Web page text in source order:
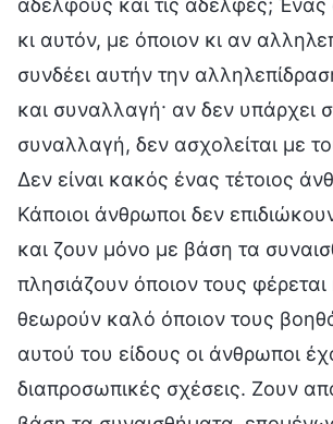
κι αυτόν, με όποιον κι αν
συνδέει αυτήν την
και συναλλαγή· αν δεν υπάρχει
συναλλαγή, δεν ασχολείται με
Δεν είναι κακός ένας τέτοιος
Κάποιοι άνθρωποι δεν
και ζουν μόνο με βάση τα
πλησιάζουν όποιον τους
θεωρούν καλό όποιον τους
αυτού του είδους οι άνθρωποι
διαπροσωπικές σχέσεις. Ζουν